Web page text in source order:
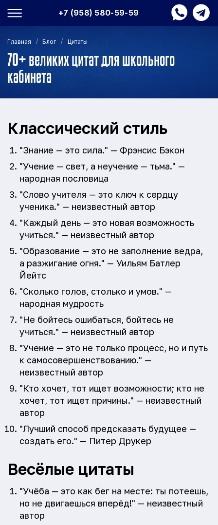
+7 (958) 580-59-59
Главная / Блог / Цитаты
70+ великих цитат для школьного
кабинета
Классический стиль
"Знание — это сила." — Фрэнсис Бэкон
"Учение — свет, а неучение — тьма." —
народная пословица
"Слово учителя — это ключ к сердцу
ученика." — неизвестный автор
"Каждый день — это новая возможность
учиться." — неизвестный автор
"Образование — это не заполнение ведра,
а разжигание огня." — Уильям Батлер
Йейтс
"Сколько голов, столько и умов." —
народная мудрость
"Не бойтесь ошибаться, бойтесь не
учиться." — неизвестный автор
"Учение — это не только процесс, но и путь
к самосовершенствованию." —
неизвестный автор
"Кто хочет, тот ищет возможности; кто не
хочет, тот ищет причины." — неизвестный
автор
"Лучший способ предсказать будущее —
создать его." — Питер Друкер
Весёлые цитаты
"Учёба — это как бег на месте: ты потеешь,
но не двигаешься вперёд!" — неизвестный
автор